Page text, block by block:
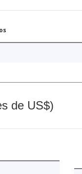
de US$)